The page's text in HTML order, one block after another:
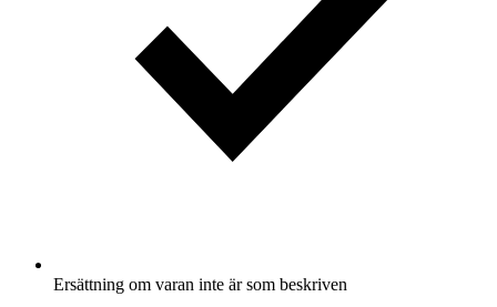
Ersättning om varan inte är som beskriven